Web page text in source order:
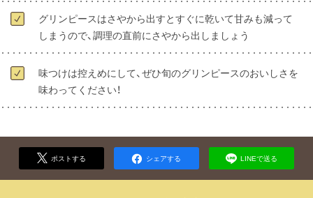
グリンピースはさやから出すとすぐに乾いて甘みも減って
しまうので、調理の直前にさやから出しましょう
味つけは控えめにして、ぜひ旬のグリンピースのおいしさを
味わってください！
ポストする シェアする LINEで送る